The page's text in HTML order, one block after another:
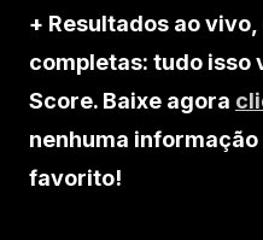
+ Resultados ao
completas: tudo isso
Score. Baixe agora
nenhuma
favorito!